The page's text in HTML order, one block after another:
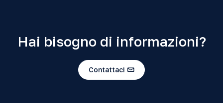
Hai bisogno di informazioni?
Contattaci